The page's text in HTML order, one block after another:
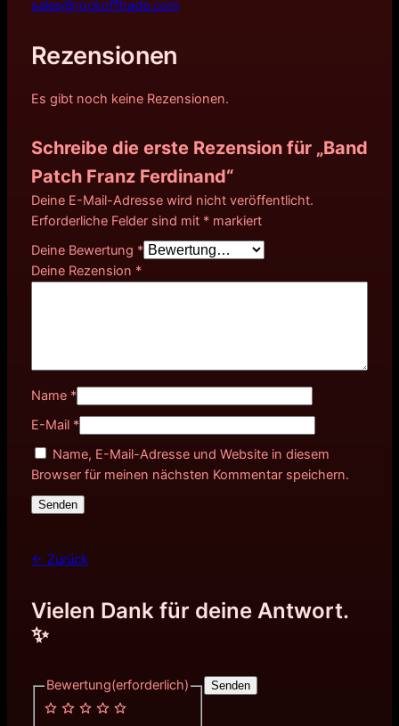
sales@rockofftrade.com
Rezensionen
Es gibt noch keine Rezensionen.
Schreibe die erste Rezension für „Band
Patch Franz Ferdinand“
Deine E-Mail-Adresse wird nicht veröffentlicht.
Erforderliche Felder sind mit *markiert
Deine Bewertung *
Deine Rezension *
Name *
E-Mail *
Name, E-Mail-Adresse und Website in diesem
Browser für meinen nächsten Kommentar speichern.
← Zurück
Vielen Dank für deine Antwort.
✨
Bewertung(erforderlich) Senden